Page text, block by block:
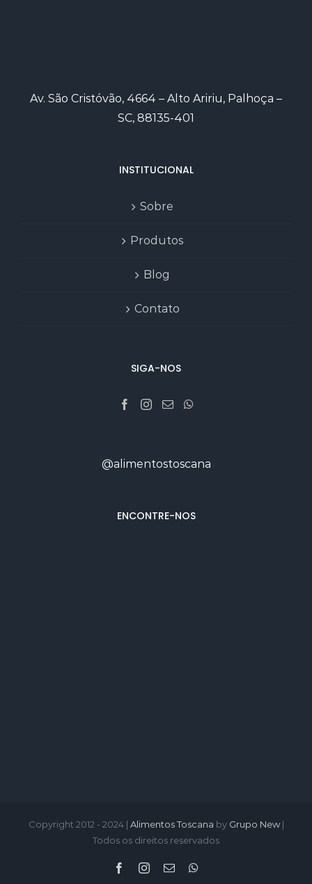
Av. São Cristóvão, 4664 – Alto Aririu, Palhoça –
SC, 88135-401
INSTITUCIONAL
Sobre
Produtos
Blog
Contato
SIGA-NOS
@alimentostoscana
ENCONTRE-NOS
Copyright 2012 - 2024 | Alimentos Toscana by Grupo New|
Todos os direitos reservados
FacebookInstagram
Email